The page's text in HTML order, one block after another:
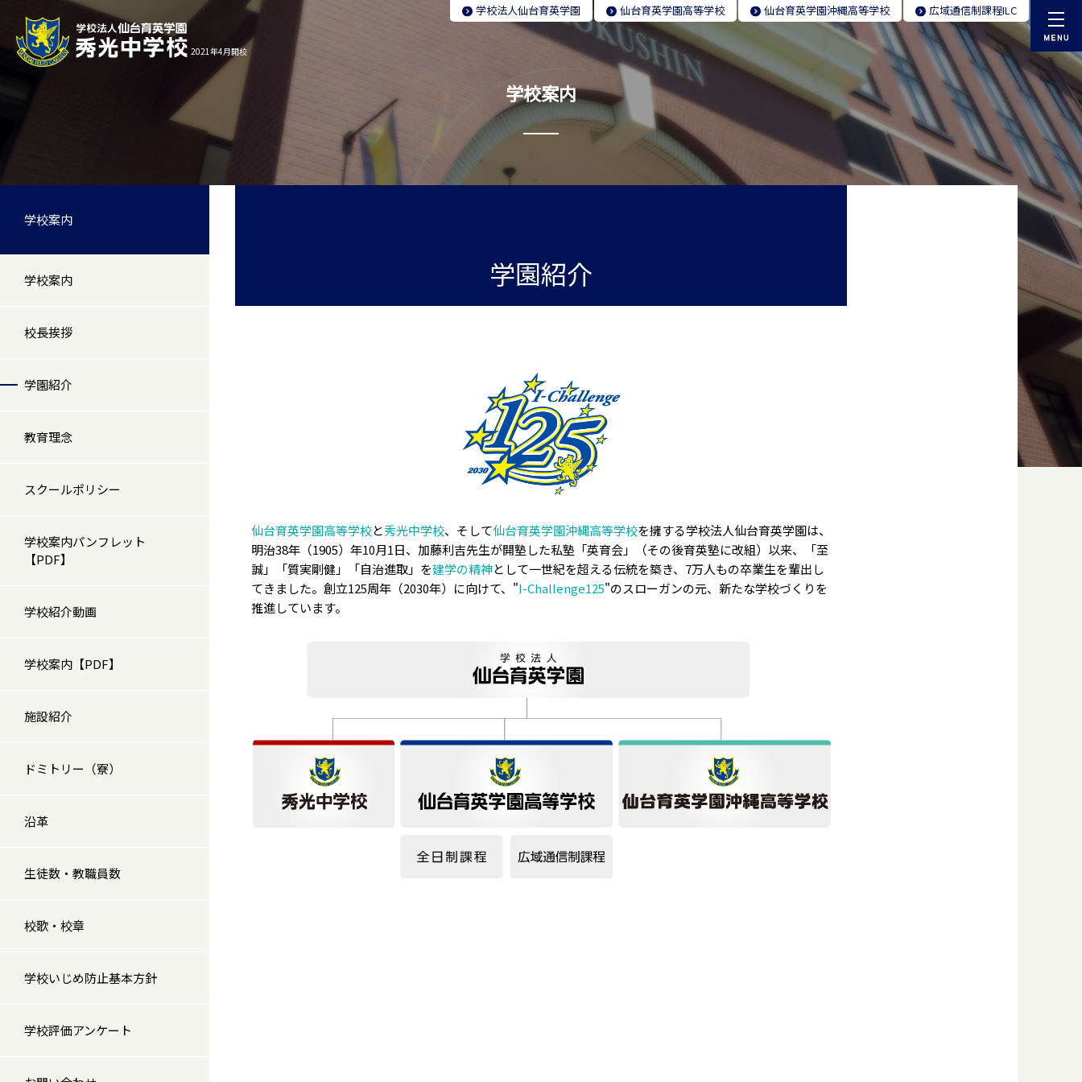
学校法人仙台育英学園 仙台育英学園高等学校 仙台育英学園沖縄高等学校 広域通信制課程ILC
2021年4月開校
学校案内
学園紹介
仙台育英学園高等学校と秀光中学校、そして仙台育英学園沖縄高等学校を擁する学校法人仙台育英学園は、
明治38年（1905）年10月1日、加藤利吉先生が開塾した私塾「英育会」（その後育英塾に改組）以来、「至
誠」「質実剛健」「自治進取」を建学の精神として一世紀を超える伝統を築き、7万人もの卒業生を輩出し
てきました。創立125周年（2030年）に向けて、"I-Challenge125"のスローガンの元、新たな学校づくりを
推進しています。
学校案内
学校案内
校長挨拶
学園紹介
教育理念
スクールポリシー
学校案内パンフレット
【PDF】
学校紹介動画
学校案内【PDF】
施設紹介
ドミトリー（寮）
沿革
生徒数・教職員数
校歌・校章
学校いじめ防止基本方針
学校評価アンケート